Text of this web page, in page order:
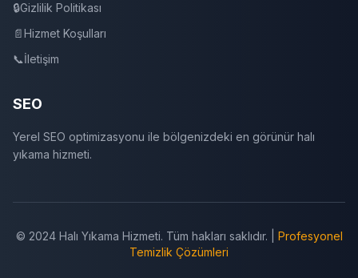
🔒Gizlilik Politikası
📄Hizmet Koşulları
📞İletişim
SEO
Yerel SEO optimizasyonu ile bölgenizdeki en görünür halı
yıkama hizmeti.
© 2024 Halı Yıkama Hizmeti. Tüm hakları saklıdır. | Profesyonel
Temizlik Çözümleri